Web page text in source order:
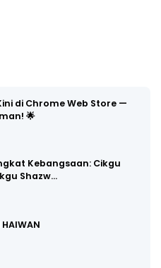
di Chrome Web Store —
🌟
Kebangsaan: Cikgu
Shazw…
HAIWAN